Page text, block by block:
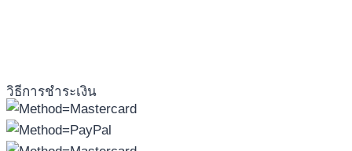
วิธีการชำระเงิน